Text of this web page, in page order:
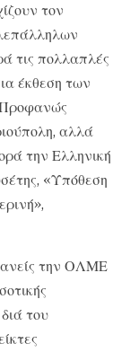
τον
τις πολλαπλές
έκθεση των
αλλά
την Ελληνική
«Υπόθεση
την ΟΛΜΕ
του